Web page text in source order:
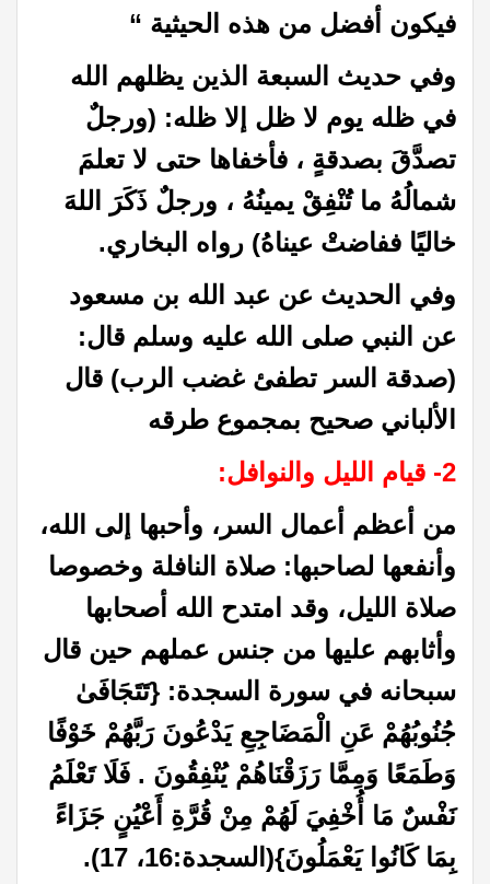
فيكون أفضل من هذه الحيثية “
وفي حديث السبعة الذين يظلهم الله
في ظله يوم لا ظل إلا ظله: (ورجلٌ
تصدَّقَ بصدقةٍ ، فأخفاها حتى لا تعلمَ
شمالُهُ ما تُنْفِقْ يمينُهُ ، ورجلٌ ذَكَرَ اللهَ
خاليًا ففاضتْ عيناهُ) رواه البخاري.
وفي الحديث عن عبد الله بن مسعود
عن النبي صلى الله عليه وسلم قال:
(صدقة السر تطفئ غضب الرب) قال
الألباني صحيح بمجموع طرقه
2- قيام الليل والنوافل
:
من أعظم أعمال السر، وأحبها إلى الله،
وأنفعها لصاحبها: صلاة النافلة وخصوصا
صلاة الليل، وقد امتدح الله أصحابها
وأثابهم عليها من جنس عملهم حين قال
سبحانه في سورة السجدة: {تَتَجَافَىٰ
جُنُوبُهُمْ عَنِ الْمَضَاجِعِ يَدْعُونَ رَبَّهُمْ خَوْفًا
وَطَمَعًا وَمِمَّا رَزَقْنَاهُمْ يُنْفِقُونَ . فَلَا تَعْلَمُ
نَفْسٌ مَا أُخْفِيَ لَهُمْ مِنْ قُرَّةِ أَعْيُنٍ جَزَاءً
بِمَا كَانُوا يَعْمَلُونَ}(السجدة:16، 17)
.